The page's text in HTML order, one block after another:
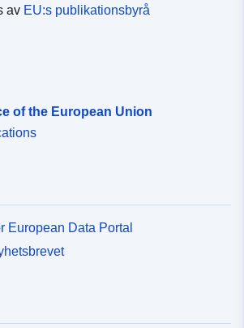
av EU:s publikationsbyrå
of the European Union
European Data Portal